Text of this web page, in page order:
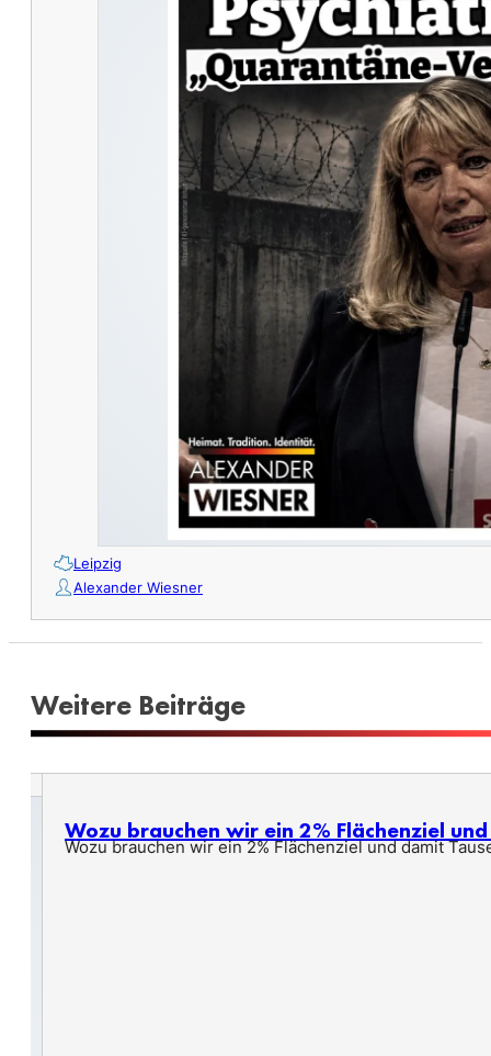
Leipzig
Alexander Wiesner
Weitere Beiträge
Wozu brauchen wir ein 2% Flächenziel
Wozu brauchen wir ein 2% Flächenziel und damit